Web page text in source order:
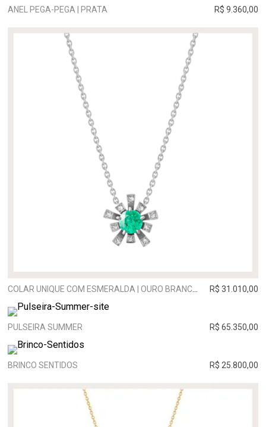
ANEL PEGA-PEGA | PRATA R$ 9.360,00
R$ 31.010,00
PULSEIRA SUMMER R$ 65.350,00
BRINCO SENTIDOS R$ 25.800,00